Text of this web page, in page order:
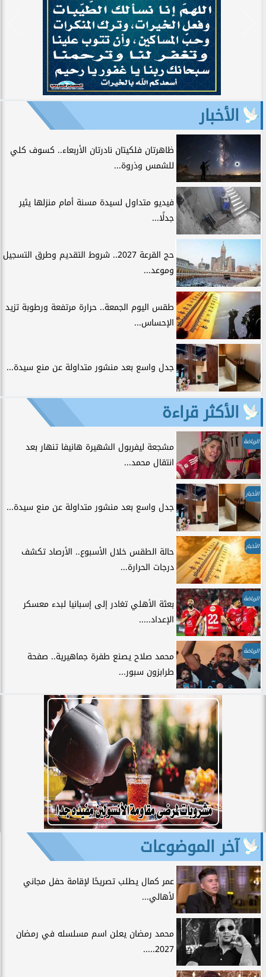
الأخبار
ظاهرتان فلكيتان نادرتان الأربعاء.. كسوف كلي
للشمس وذروة...
فيديو متداول لسيدة مسنة أمام منزلها يثير
جدلًا...
حج القرعة 2027.. شروط التقديم وطرق التسجيل
وموعد...
طقس اليوم الجمعة.. حرارة مرتفعة ورطوبة تزيد
الإحساس...
جدل واسع بعد منشور متداولة عن منع سيدة...
الأكثر قراءة
الرياضة
مشجعة ليفربول الشهيرة هانيفا تنهار بعد
انتقال محمد...
الأخبار
جدل واسع بعد منشور متداولة عن منع سيدة...
الأخبار
حالة الطقس خلال الأسبوع.. الأرصاد تكشف
درجات الحرارة...
الرياضة
بعثة الأهلي تغادر إلى إسبانيا لبدء معسكر
الإعداد.....
الرياضة
محمد صلاح يصنع طفرة جماهيرية.. صفحة
طرابزون سبور...
آخر الموضوعات
عمر كمال يطلب تصريحًا لإقامة حفل مجاني
لأهالي...
محمد رمضان يعلن اسم مسلسله في رمضان
2027.....